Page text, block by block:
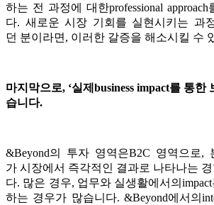
하는 전 과정에 대한professional
다. 새로운 시장 기회를 실현시키는 과
던 분이라면, 이러한 갈증을 해소시킬 수
마지막으로, ‘실제 business impact를 통한
습니다.
&Beyond의 투자 영역은B2C 영역으로,
가 시장에서 즉각적인 결과로 나타나는
다. 많은 경우, 업무와 실생활에서의
하는 경우가 많습니다. &Beyond에서의